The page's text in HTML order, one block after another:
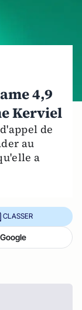
4,9
Kerviel
de
au
a
CLASSER